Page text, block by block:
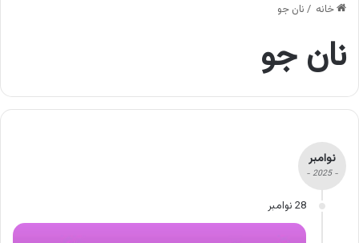
خانه / نان جو
نان جو
نوامبر
- 2025 -
28 نوامبر